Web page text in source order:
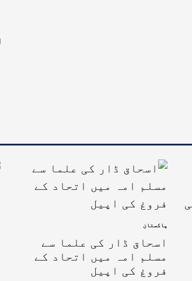
پاکستان
اسحاق ڈار کی علما سے
مسلم امہ میں اتحاد کے
فروغ کی اپیل